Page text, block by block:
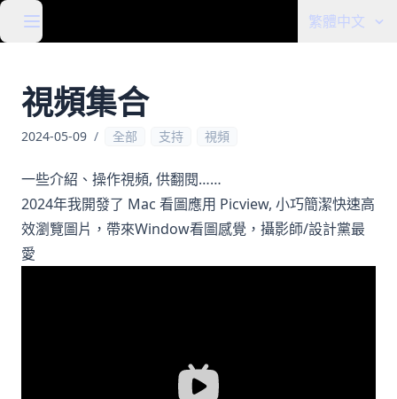
繁體中文
視頻集合
2024-05-09 / 全部 支持 視頻
一些介紹、操作視頻, 供翻閱……
2024年我開發了 Mac 看圖應用 Picview, 小巧簡潔快速高
效瀏覽圖片，帶來Window看圖感覺，攝影師/設計黨最
愛